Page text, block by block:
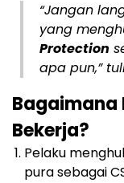
“Jangan
yang
Protection
apa pun,”
Bagaimana
Bekerja?
Pelaku
pura sebagai